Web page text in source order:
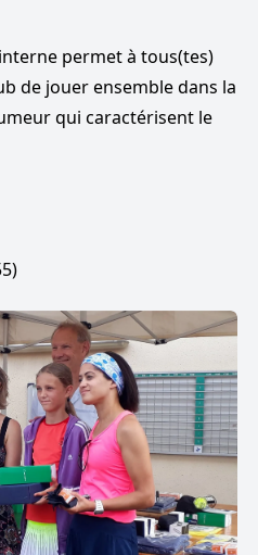
permet à tous(tes)
de jouer ensemble dans la
qui caractérisent le